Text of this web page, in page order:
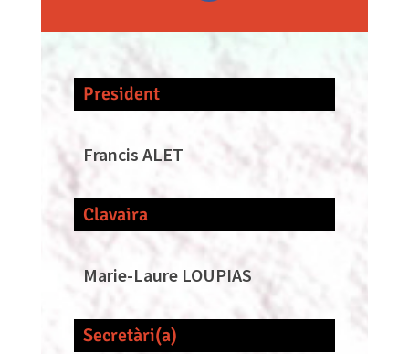
President
Francis ALET
Clavaira
Marie-Laure LOUPIAS
Secretàri(a)